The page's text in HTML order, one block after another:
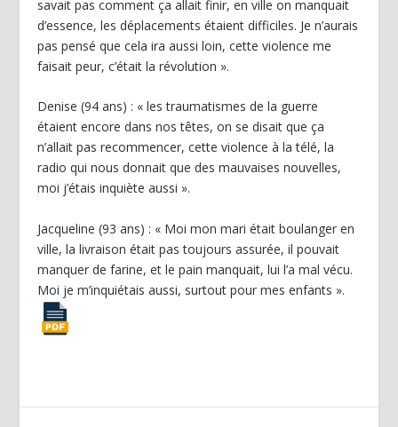
savait pas comment ça allait finir, en ville on manquait
d’essence, les déplacements étaient difficiles. Je n’aurais
pas pensé que cela ira aussi loin, cette violence me
faisait peur, c’était la révolution ».
Denise (94 ans) : « les traumatismes de la guerre
étaient encore dans nos têtes, on se disait que ça
n’allait pas recommencer, cette violence à la télé, la
radio qui nous donnait que des mauvaises nouvelles,
moi j’étais inquiète aussi ».
Jacqueline (93 ans) : « Moi mon mari était boulanger en
ville, la livraison était pas toujours assurée, il pouvait
manquer de farine, et le pain manquait, lui l’a mal vécu.
Moi je m’inquiétais aussi, surtout pour mes enfants ».